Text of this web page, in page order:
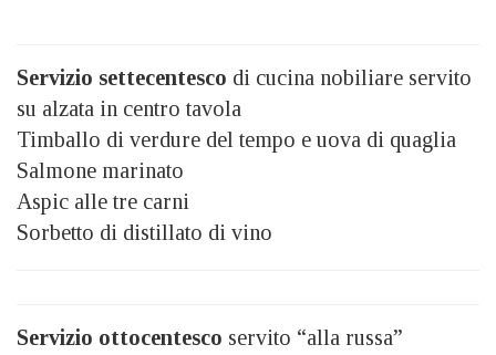
Servizio settecentesco di cucina nobiliare servito
su alzata in centro tavola
Timballo di verdure del tempo e uova di quaglia
Salmone marinato
Aspic alle tre carni
Sorbetto di distillato di vino
Servizio ottocentesco servito “alla russa”